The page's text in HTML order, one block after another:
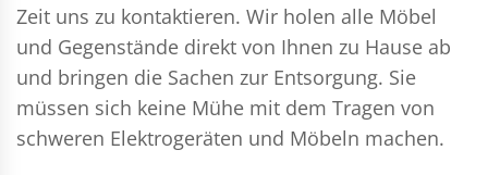
Zeit uns zu kontaktieren. Wir holen alle Möbel
und Gegenstände direkt von Ihnen zu Hause ab
und bringen die Sachen zur Entsorgung. Sie
müssen sich keine Mühe mit dem Tragen von
schweren Elektrogeräten und Möbeln machen.